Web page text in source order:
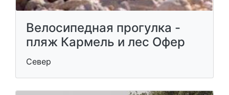
Велосипедная прогулка -
пляж Кармель и лес Офер
Север